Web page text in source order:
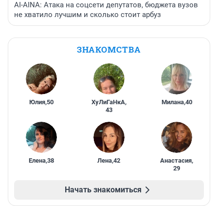
AI-AINA: Атака на соцсети депутатов, бюджета вузов
не хватило лучшим и сколько стоит арбуз
ЗНАКОМСТВА
Юлия,50 ХуЛиГаНкА,
43
Милана,40
Елена,38 Лена,42 Анастасия,
29
Начать знакомиться